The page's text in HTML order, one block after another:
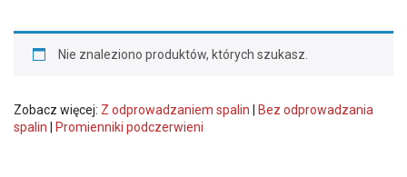
Nie znaleziono produktów, których szukasz.
Zobacz więcej: Z odprowadzaniem spalin
Bez odprowadzania
spalin
Promienniki podczerwieni